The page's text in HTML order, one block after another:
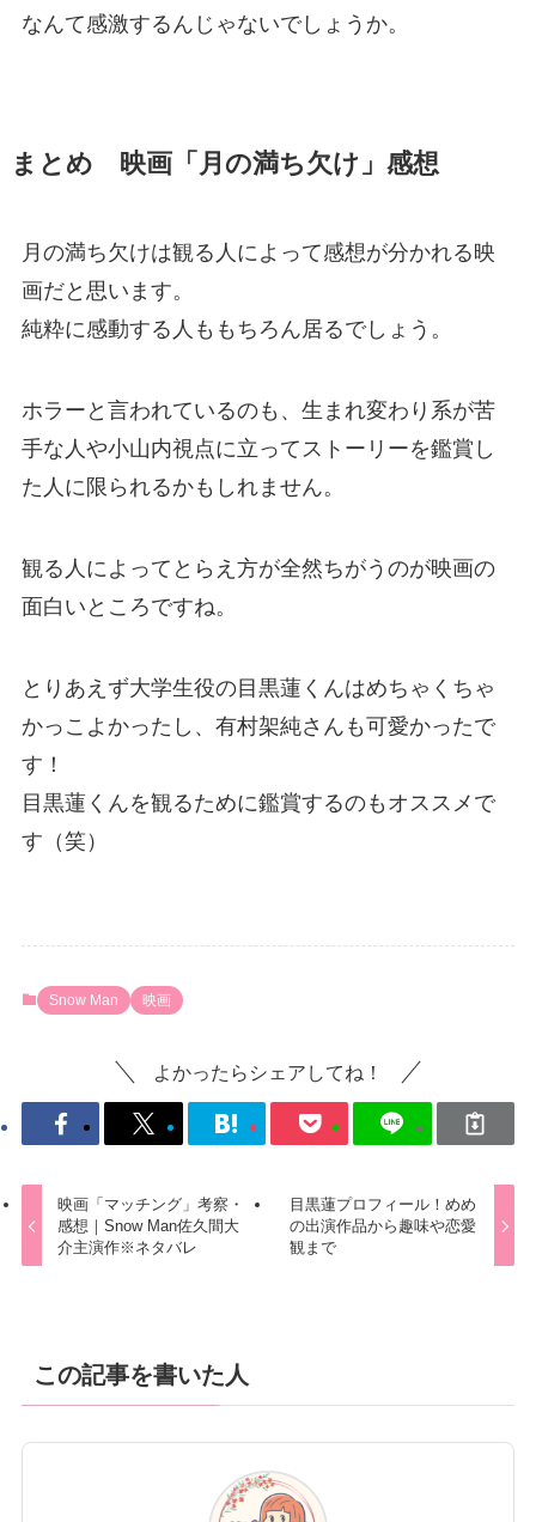
なんて感激するんじゃないでしょうか。
まとめ 映画「月の満ち欠け」感想
月の満ち欠けは観る人によって感想が分かれる映
画だと思います。
純粋に感動する人ももちろん居るでしょう。
ホラーと言われているのも、生まれ変わり系が苦
手な人や小山内視点に立ってストーリーを鑑賞し
た人に限られるかもしれません。
観る人によってとらえ方が全然ちがうのが映画の
面白いところですね。
とりあえず大学生役の目黒蓮くんはめちゃくちゃ
かっこよかったし、有村架純さんも可愛かったで
す！
目黒蓮くんを観るために鑑賞するのもオススメで
す（笑）
Snow Man 映画
よかったらシェアしてね！
映画「マッチング」考察・
感想｜Snow Man佐久間大
介主演作※ネタバレ
目黒蓮プロフィール！めめ
の出演作品から趣味や恋愛
観まで
この記事を書いた人